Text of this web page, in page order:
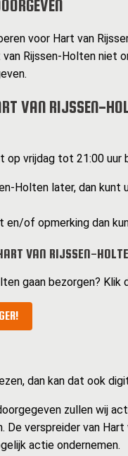
voor Hart van
Rijssen-Holten niet
VAN RIJSSEN-
op vrijdag tot 21:00 uur
Holten later, dan
en/of opmerking dan
VAN RIJSSEN-
gaan bezorgen? Klik
dan kan dat ook
zullen wij
De verspreider van
actie ondernemen.